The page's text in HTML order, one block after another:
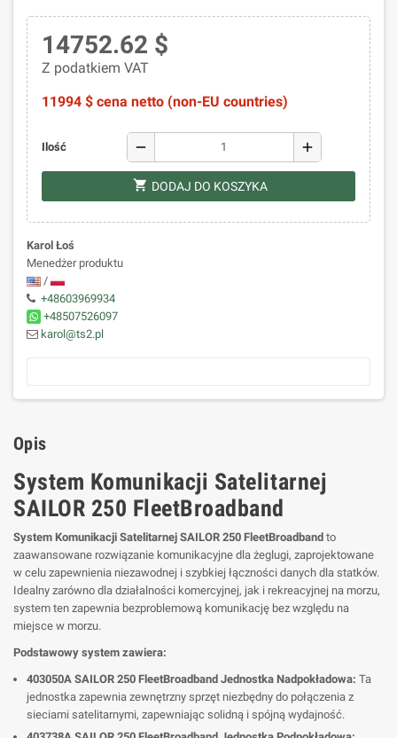
14752.62 $
Z podatkiem VAT
11994 $ cena netto (non-EU countries)
Ilość remove add
shopping_cart DODAJ DO KOSZYKA
Karol Łoś
Menedżer produktu
/
+48603969934
+48507526097
karol@ts2.pl
Opis
System Komunikacji Satelitarnej
SAILOR 250 FleetBroadband
System Komunikacji Satelitarnej SAILOR 250 FleetBroadband to
zaawansowane rozwiązanie komunikacyjne dla żeglugi, zaprojektowane
w celu zapewnienia niezawodnej i szybkiej łączności danych dla statków.
Idealny zarówno dla działalności komercyjnej, jak i rekreacyjnej na morzu,
system ten zapewnia bezproblemową komunikację bez względu na
miejsce w morzu.
Podstawowy system zawiera:
403050A SAILOR 250 FleetBroadband Jednostka Nadpokładowa: Ta
jednostka zapewnia zewnętrzny sprzęt niezbędny do połączenia z
sieciami satelitarnymi, zapewniając solidną i spójną wydajność.